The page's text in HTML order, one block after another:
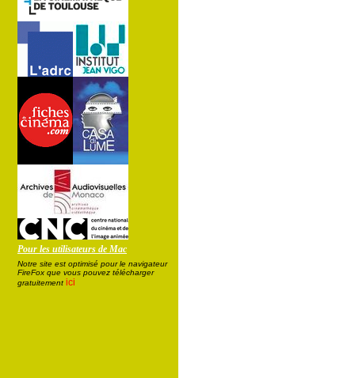
Pour les utilisateurs de Mac
Notre site est optimisé pour le navigateur
FireFox que vous pouvez télécharger
gratuitement ici